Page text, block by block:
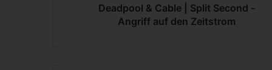
Deadpool & Cable | Split Second -
Angriff auf den Zeitstrom